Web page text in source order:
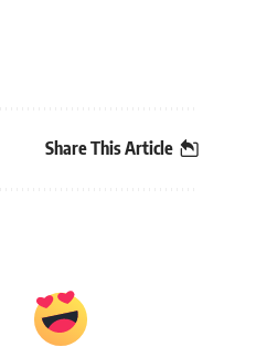
Share This Article